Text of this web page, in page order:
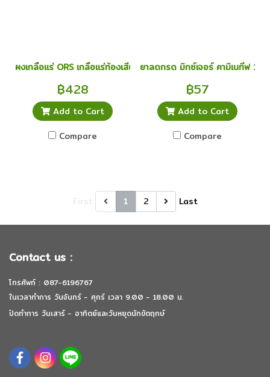
ผงเกลือแร่ ORS เกลือแร่ท้องเสีย ท้องร่วง อาเจียน ผงเกลือแร่ รสส้ม
฿428
Add to Cart
Compare
ยาลดกรด มิกซ์เจอร์ คามิเนทีฟ
฿57
Add to Cart
Compare
1 2 Last
Contact us :
โทรศัพท์ : 087-6196767
ในเวลาทำการ วันจันทร์ - ศุกร์ เวลา 9.00 - 18.00 น.
ปิดทำการ วันเสาร์ - อาทิตย์และวันหยุดนักขัตฤกษ์